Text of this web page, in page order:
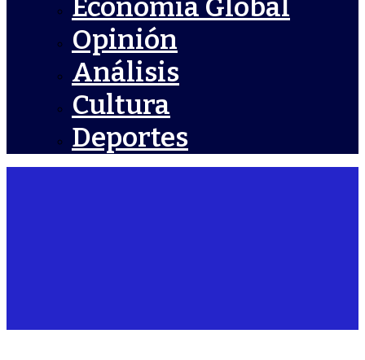
Economía Global
Opinión
Análisis
Cultura
Deportes